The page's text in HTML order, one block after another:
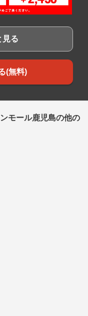
見る
(無料)
モール鹿児島の他の